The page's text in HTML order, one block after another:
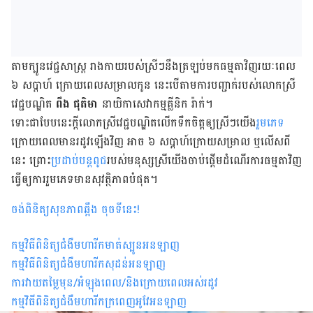
តាម​ក្បូន​វេជ្ជសាស្ត្រ រាង​កាយ​របស់​ស្រីៗ​នឹង​ត្រឡប់​មក​ធម្មតា​វិញ​រយៈពេល
៦ សប្តាហ៍ ​ក្រោយ​ពេល​សម្រាល​កូន នេះ​បើ​តាម​ការ​បញ្ជាក់​របស់​លោកស្រី​
វេជ្ជបណ្ឌិត ពឹង ជុតិមា នាយិកា​សេវាកម្ម​គ្លីនិក រ៉ាក់។
ទោះ​ជា​បែប​នេះ​ក្តី​លោកស្រី​វេជ្ជបណ្ឌិត​លើក​ទឹក​ចិត្ត​ឲ្យ​ស្រីៗ​យើង​រួមភេទ
ក្រោយ​ពេល​មាន​រដូវ​ឡើង​វិញ អាច ៦ សប្តាហ៍​ក្រោយ​សម្រាល ឬ​លើស​ពី​
នេះ ព្រោះ​ប្រដាប់​បន្តពូជ​របស់​មនុស្ស​ស្រី​យើង​ចាប់ផ្តើម​ដំណើរ​ការ​ធម្មតា​វិញ​
ធ្វើ​ឲ្យ​ការ​រួមភេទ​មាន​សុវត្ថិភាព​បំផុត។
ចង់ពិនិត្យសុខភាពឆ្អឹង ចុចទីនេះ!
កម្មវិធី​ពិនិត្យ​​ជំងឺ​មហារីក​មាត់​ស្បូន​​អន​ឡាញ
កម្មវិធី​ពិនិត្យ​​ជំងឺ​មហារីក​សុដន់​​​អន​ឡាញ
ការ​វាយ​តម្លៃ​មុន​/អំឡុង​ពេល​/​និង​ក្រោយ​ពេល​​អស់​រដូវ
កម្មវិធី​ពិនិត្យ​​ជំងឺ​មហារីក​​ក្រពេញ​អូវែ​​​អន​ឡាញ